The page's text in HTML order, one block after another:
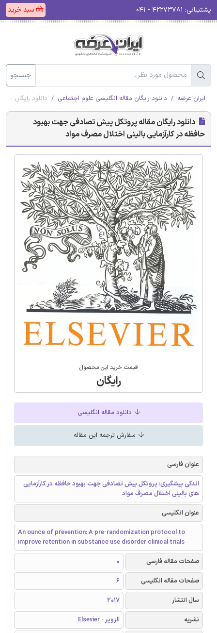
پشتیبانی: سبد خرید
جستجو
ایران عرضه دانلود رایگان مقاله انگلیسی علوم اجتماعی دانلود رایگان
دانلود رایگان مقاله پروتکل پیش تصادفی جهت بهبود
حافظه در کارآزمایی بالینی اختلال مصرف مواد
قیمت خرید این محصول
رایگان
دانلود مقاله انگلیسی
سفارش ترجمه این مقاله
عنوان فارسی
اندکی پیشگیری: پروتکل پیش تصادفی جهت بهبود حافظه در کارآزمایی
های بالینی اختلال مصرف مواد
عنوان انگلیسی
An ounce of prevention: A pre-randomization protocol to
improve retention in substance use disorder clinical trials
صفحات مقاله فارسی
0
صفحات مقاله انگلیسی
6
سال انتشار
2017
نشریه
الزویر - Elsevier